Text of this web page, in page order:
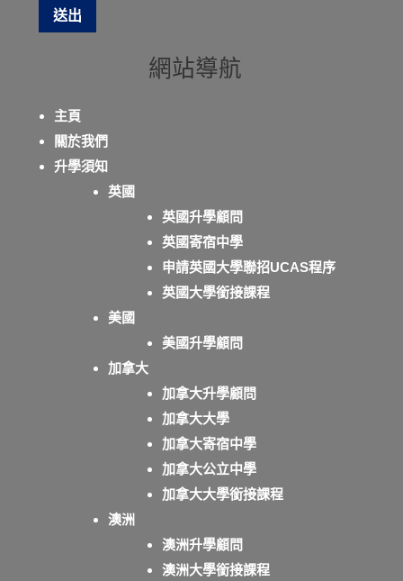
網站導航
主頁
關於我們
升學須知
英國
英國升學顧問
英國寄宿中學
申請英國大學聯招UCAS程序
英國大學銜接課程
美國
美國升學顧問
加拿大
加拿大升學顧問
加拿大大學
加拿大寄宿中學
加拿大公立中學
加拿大大學銜接課程
澳洲
澳洲升學顧問
澳洲大學銜接課程